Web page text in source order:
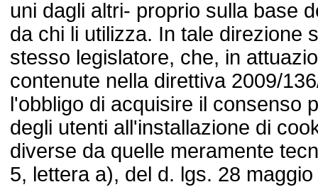
uni dagli altri‑ proprio sulla base
da chi li utilizza. In tale direzione
stesso legislatore, che, in
contenute nella direttiva 2009/
l'obbligo di acquisire il consenso
degli utenti all'installazione di
diverse da quelle meramente
5, lettera a), del d. lgs. 28